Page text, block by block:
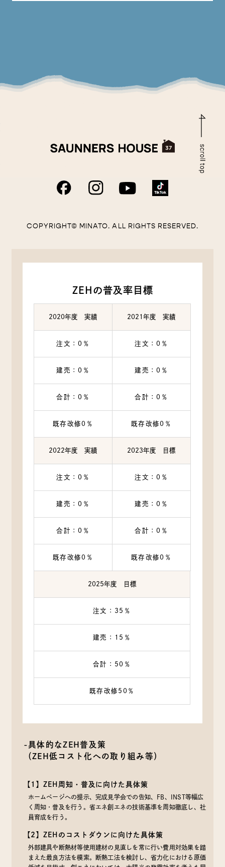
COPYRIGHT© MINATO. ALL RIGHTS RESERVED.
ZEHの普及率目標
2020年度 実績 2021年度 実績
注文：0％ 注文：0％
建売：0％ 建売：0％
合計：0％ 合計：0％
既存改修0％ 既存改修0％
2022年度 実績 2023年度 目標
注文：0％ 注文：0％
建売：0％ 建売：0％
合計：0％ 合計：0％
既存改修0％ 既存改修0％
2025年度 目標
注文：35％
建売：15％
合計：50％
既存改修50％
-具体的なZEH普及策
（ZEH低コスト化への取り組み等）
【1】ZEH周知・普及に向けた具体策
ホームページへの提示、完成見学会での告知、FB、INST等幅広
く周知・普及を行う。省エネ創エネの技術基準を周知徹底し、社
員育成を行う。
【2】ZEHのコストダウンに向けた具体策
外部建具や断熱材等使用建材の見直しを常に行い費用対効果を踏
まえた最良方法を模索。断熱工法を検討し、省力化における原価